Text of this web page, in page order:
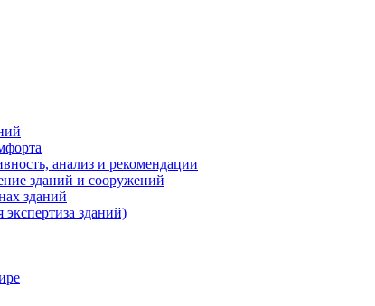
анализ и рекомендации
зданий и сооружений
зданий
экспертиза зданий)